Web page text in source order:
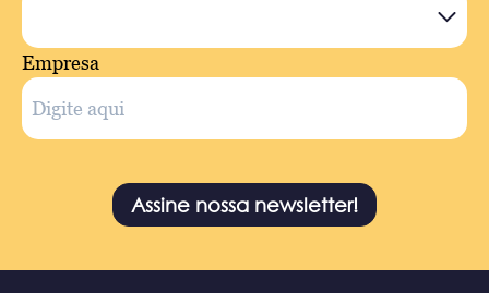
Empresa
Assine nossa newsletter!